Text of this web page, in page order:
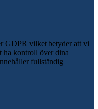
GDPR vilket betyder att vi
ha kontroll över dina
fullständig